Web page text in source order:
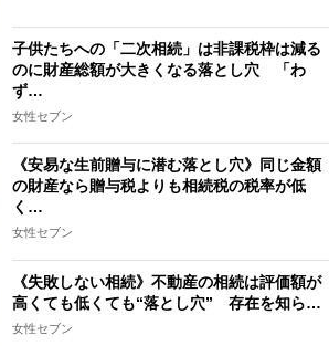
子供たちへの「二次相続」は非課税枠は減る
のに財産総額が大きくなる落とし穴 「わ
ず…
女性セブン
《安易な生前贈与に潜む落とし穴》同じ金額
の財産なら贈与税よりも相続税の税率が低
く…
女性セブン
《失敗しない相続》不動産の相続は評価額が
高くても低くても“落とし穴” 存在を知ら…
女性セブン